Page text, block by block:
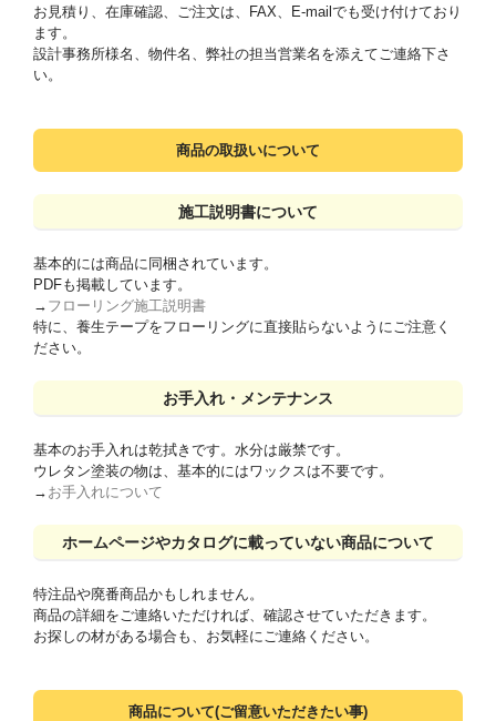
お見積り、在庫確認、ご注文は、FAX、E-mailでも受け付けており
ます。
設計事務所様名、物件名、弊社の担当営業名を添えてご連絡下さ
い。
商品の取扱いについて
施工説明書について
基本的には商品に同梱されています。
PDFも掲載しています。
→ フローリング施工説明書
特に、養生テープをフローリングに直接貼らないようにご注意く
ださい。
お手入れ・メンテナンス
基本のお手入れは乾拭きです。水分は厳禁です。
ウレタン塗装の物は、基本的にはワックスは不要です。
→ お手入れについて
ホームページやカタログに載っていない商品について
特注品や廃番商品かもしれません。
商品の詳細をご連絡いただければ、確認させていただきます。
お探しの材がある場合も、お気軽にご連絡ください。
商品について(ご留意いただきたい事)